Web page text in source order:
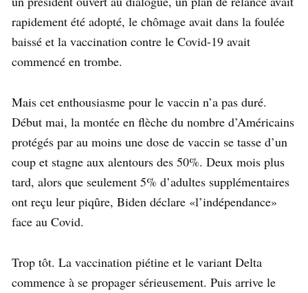
rapidement été adopté, le chômage avait dans la foulée
baissé et la vaccination contre le Covid-19 avait
commencé en trombe.
Mais cet enthousiasme pour le vaccin n’a pas duré.
Début mai, la montée en flèche du nombre d’Américains
protégés par au moins une dose de vaccin se tasse d’un
coup et stagne aux alentours des 50%. Deux mois plus
tard, alors que seulement 5% d’adultes supplémentaires
ont reçu leur piqûre, Biden déclare «l’indépendance»
face au Covid.
Trop tôt. La vaccination piétine et le variant Delta
commence à se propager sérieusement. Puis arrive le